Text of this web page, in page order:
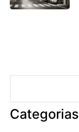
Categorias